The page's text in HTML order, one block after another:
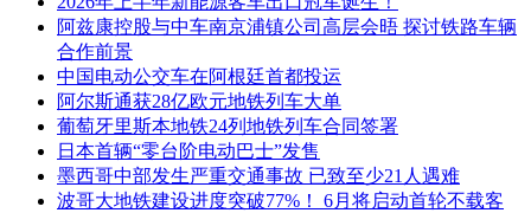
阿兹康控股与中车南京浦镇公司高层会晤 探讨铁路车辆
合作前景
中国电动公交车在阿根廷首都投运
阿尔斯通获28亿欧元地铁列车大单
葡萄牙里斯本地铁24列地铁列车合同签署
日本首辆“零台阶电动巴士”发售
墨西哥中部发生严重交通事故 已致至少21人遇难
波哥大地铁建设进度突破77%！ 6月将启动首轮不载客